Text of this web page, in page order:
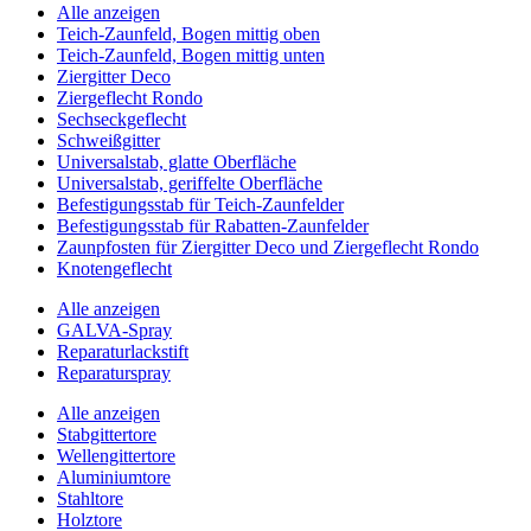
Alle anzeigen
Teich-Zaunfeld, Bogen mittig oben
Teich-Zaunfeld, Bogen mittig unten
Ziergitter Deco
Ziergeflecht Rondo
Sechseckgeflecht
Schweißgitter
Universalstab, glatte Oberfläche
Universalstab, geriffelte Oberfläche
Befestigungsstab für Teich-Zaunfelder
Befestigungsstab für Rabatten-Zaunfelder
Zaunpfosten für Ziergitter Deco und Ziergeflecht Rondo
Knotengeflecht
Alle anzeigen
GALVA-Spray
Reparaturlackstift
Reparaturspray
Alle anzeigen
Stabgittertore
Wellengittertore
Aluminiumtore
Stahltore
Holztore